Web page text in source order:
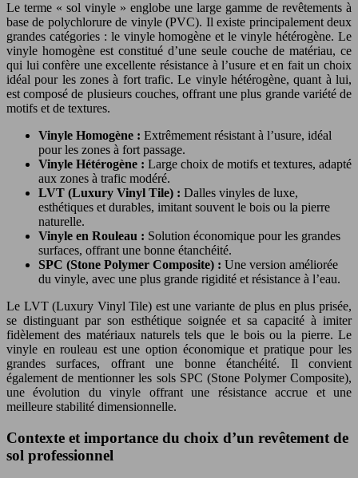
Le terme « sol vinyle » englobe une large gamme de revêtements à
base de polychlorure de vinyle (PVC). Il existe principalement deux
grandes catégories : le vinyle homogène et le vinyle hétérogène. Le
vinyle homogène est constitué d’une seule couche de matériau, ce
qui lui confère une excellente résistance à l’usure et en fait un choix
idéal pour les zones à fort trafic. Le vinyle hétérogène, quant à lui,
est composé de plusieurs couches, offrant une plus grande variété de
motifs et de textures.
Vinyle Homogène : Extrêmement résistant à l’usure, idéal
pour les zones à fort passage.
Vinyle Hétérogène : Large choix de motifs et textures, adapté
aux zones à trafic modéré.
LVT (Luxury Vinyl Tile) : Dalles vinyles de luxe,
esthétiques et durables, imitant souvent le bois ou la pierre
naturelle.
Vinyle en Rouleau : Solution économique pour les grandes
surfaces, offrant une bonne étanchéité.
SPC (Stone Polymer Composite) : Une version améliorée
du vinyle, avec une plus grande rigidité et résistance à l’eau.
Le LVT (Luxury Vinyl Tile) est une variante de plus en plus prisée,
se distinguant par son esthétique soignée et sa capacité à imiter
fidèlement des matériaux naturels tels que le bois ou la pierre. Le
vinyle en rouleau est une option économique et pratique pour les
grandes surfaces, offrant une bonne étanchéité. Il convient
également de mentionner les sols SPC (Stone Polymer Composite),
une évolution du vinyle offrant une résistance accrue et une
meilleure stabilité dimensionnelle.
Contexte et importance du choix d’un revêtement de
sol professionnel